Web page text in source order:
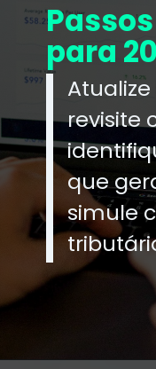
para
revisite
que
simule